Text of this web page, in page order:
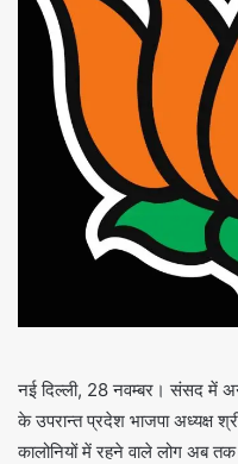
नई दिल्ली, 28 नवम्बर। संसद में
के उपरान्त प्रदेश भाजपा अध्यक्ष
कालोनियों में रहने वाले लोग अब